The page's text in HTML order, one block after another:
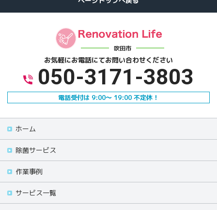
吹田市
お気軽にお電話にてお問い合わせください
050-3171-3803
電話受付は 9:00～ 19:00 不定休！
ホーム
除菌サービス
作業事例
サービス一覧